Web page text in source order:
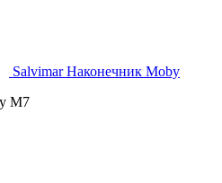
Salvimar Наконечник Moby
М7